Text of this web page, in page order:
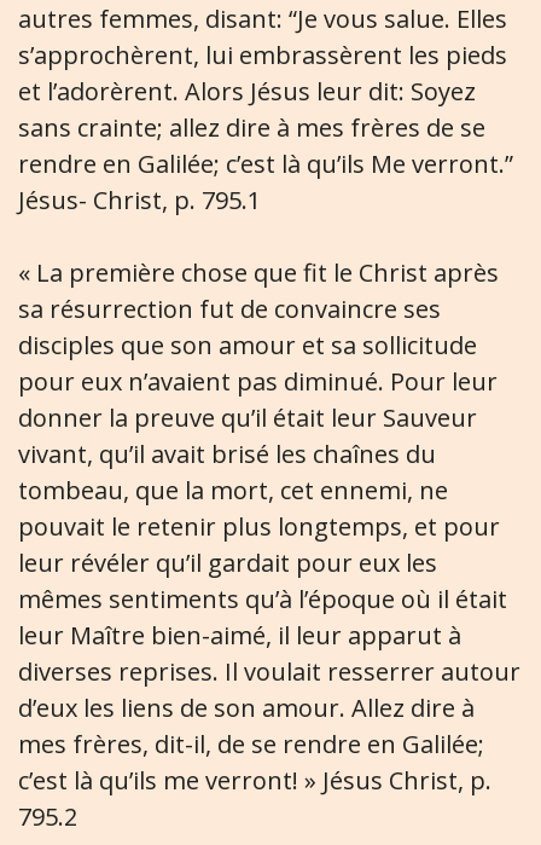
autres femmes, disant: “Je vous salue. Elles
s’approchèrent, lui embrassèrent les pieds
et l’adorèrent. Alors Jésus leur dit: Soyez
sans crainte; allez dire à mes frères de se
rendre en Galilée; c’est là qu’ils Me verront.”
Jésus- Christ, p. 795.1
« La première chose que fit le Christ après
sa résurrection fut de convaincre ses
disciples que son amour et sa sollicitude
pour eux n’avaient pas diminué. Pour leur
donner la preuve qu’il était leur Sauveur
vivant, qu’il avait brisé les chaînes du
tombeau, que la mort, cet ennemi, ne
pouvait le retenir plus longtemps, et pour
leur révéler qu’il gardait pour eux les
mêmes sentiments qu’à l’époque où il était
leur Maître bien-aimé, il leur apparut à
diverses reprises. Il voulait resserrer autour
d’eux les liens de son amour. Allez dire à
mes frères, dit-il, de se rendre en Galilée;
c’est là qu’ils me verront! » Jésus Christ, p.
795.2